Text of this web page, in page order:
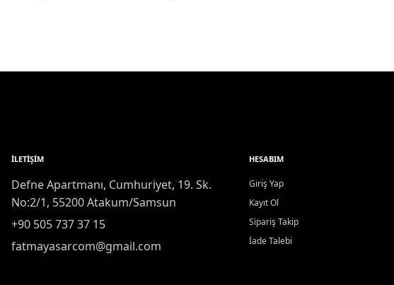
İLETIŞIM
Defne Apartmanı, Cumhuriyet, 19. Sk.
No:2/1, 55200 Atakum/Samsun
+90 505 737 37 15
fatmayasarcom@gmail.com
HESABIM
Giriş Yap
Kayıt Ol
Sipariş Takip
İade Talebi